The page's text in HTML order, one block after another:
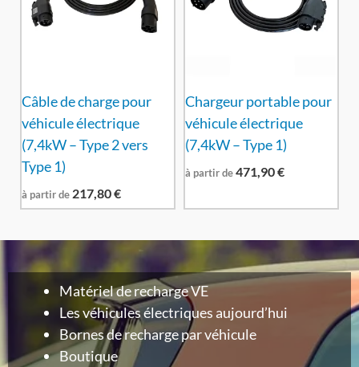
Câble de charge pour
véhicule électrique
(7,4kW – Type 2 vers
Type 1)
à partir de 217,80€
Chargeur portable pour
véhicule électrique
(7,4kW – Type 1)
à partir de471,90€
Matériel de recharge VE
Les véhicules électriques aujourd’hui
Bornes de recharge par véhicule
Boutique